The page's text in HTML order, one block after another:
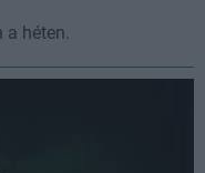
héten.